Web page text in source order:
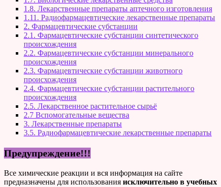
1.8. Лекарственные препараты аптечного изготовления
1.11. Радиофармацевтические лекарственные препараты
2. Фармацевтические субстанции
2.1. Фармацевтические субстанции синтетического
происхождения
2.2. Фармацевтические субстанции минерального
происхождения
2.3. Фармацевтические субстанции животного
происхождения
2.4. Фармацевтические субстанции растительного
происхождения
2.5. Лекарственное растительное сырьё
2.7 Вспомогательные вещества
3. Лекарственные препараты
3.5. Радиофармацевтические лекарственные препараты
Предупреждение!!!
Все химические реакции и вся информация на сайте
предназначены для использования исключительно в учебных